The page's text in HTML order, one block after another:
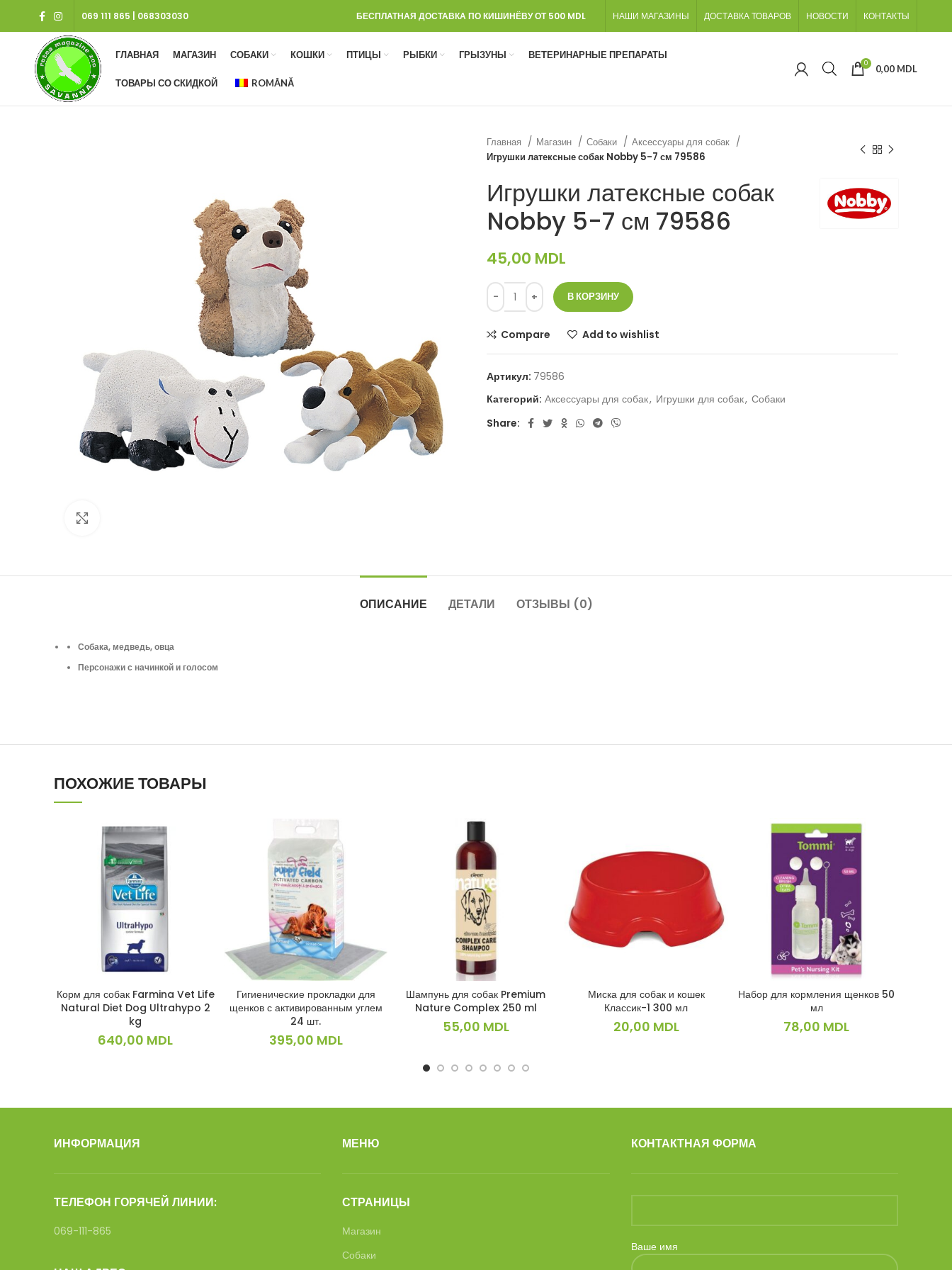
069 111 865 068303030 БЕСПЛАТНАЯ ДОСТАВКА ПО КИШИНЁВУ ОТ 500 MDL НАШИ МАГАЗИНЫ ДОСТАВКА ТОВАРОВ НОВОСТИ КОНТАКТЫ
ГЛАВНАЯ МАГАЗИН СОБАКИ КОШКИ ПТИЦЫ РЫБКИ ГРЫЗУНЫ ВЕТЕРИНАРНЫЕ ПРЕПАРАТЫ
ТОВАРЫ СО СКИДКОЙ ROMÂNĂ
0 0,00 MDL
Главная Магазин Собаки
Аксессуары для собак
Игрушки латексные собак Nobby 5-7 см 79586
Игрушки латексные собак
Nobby 5-7 см 79586
45,00 MDL
В КОРЗИНУ
Compare Add to wishlist
Артикул: 79586
Категорий: Аксессуары для собак, Игрушки для собак, Собаки
Share:
ОПИСАНИЕ ДЕТАЛИ ОТЗЫВЫ (0)
Собака, медведь, овца
Персонажи с начинкой и голосом
ПОХОЖИЕ ТОВАРЫ
В КОРЗИНУ
Корм для собак Farmina Vet Life
Natural Diet Dog Ultrahypo 2
kg
640,00 MDL
В КОРЗИНУ
Гигиенические прокладки для
щенков с активированным углем
24 шт.
395,00 MDL
В КОРЗИНУ
Шампунь для собак Premium
Nature Complex 250 ml
55,00 MDL
В КОРЗИНУ
Миска для собак и кошек
Классик-1 300 мл
20,00 MDL
В КОРЗИНУ
Набор для кормления щенков 50
мл
78,00 MDL
ИНФОРМАЦИЯ
ТЕЛЕФОН ГОРЯЧЕЙ ЛИНИИ:
069-111-865
МЕНЮ
СТРАНИЦЫ
Магазин
Собаки
КОНТАКТНАЯ ФОРМА
Ваше имя